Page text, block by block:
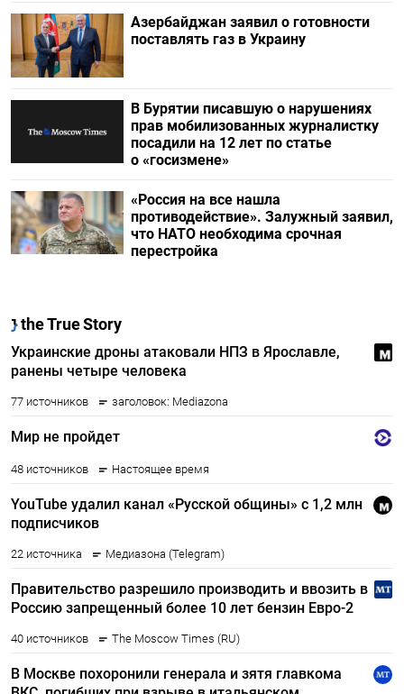
Азербайджан заявил о готовности
поставлять газ в Украину
В Бурятии писавшую о нарушениях
прав мобилизованных журналистку
посадили на 12 лет по статье
о «госизмене»
«Россия на все нашла
противодействие». Залужный заявил,
что НАТО необходима срочная
перестройка